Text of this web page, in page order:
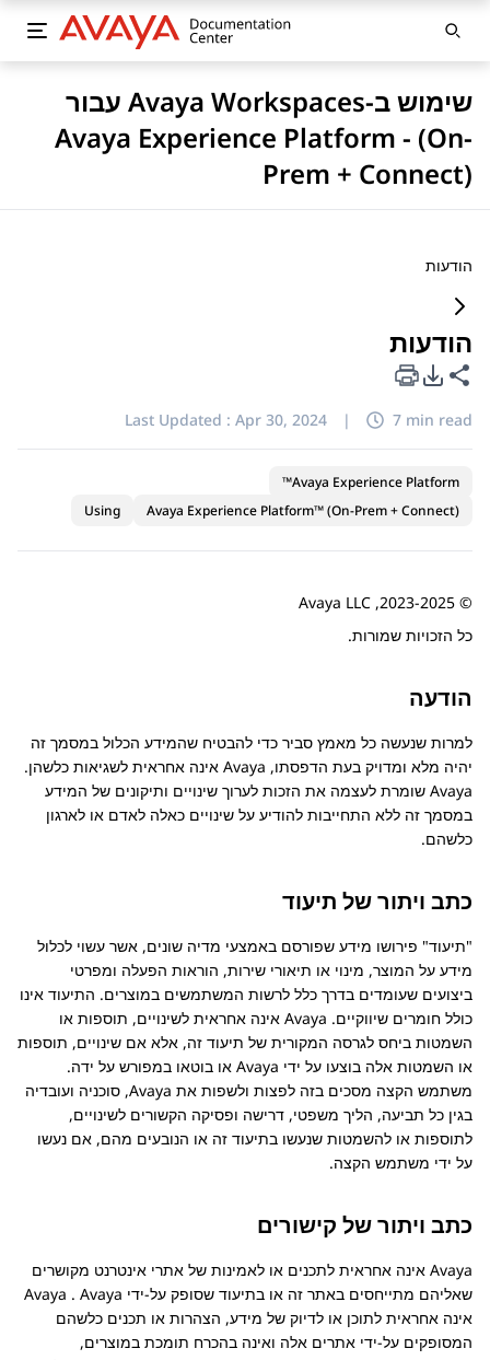
שימוש ב-Avaya Workspaces עבור
Avaya Experience Platform - (On-
Prem + Connect)
הודעות
הודעות
Share this page
PDF Export Options
Last Updated : Apr 30, 2024 | 7 min read
Avaya Experience Platform™
Avaya Experience Platform™ (On-Prem + Connect)
Using
© 2023-2025, Avaya LLC
כל הזכויות שמורות.
הודעה
למרות שנעשה כל מאמץ סביר כדי להבטיח שהמידע הכלול במסמך זה
יהיה מלא ומדויק בעת הדפסתו, Avaya אינה אחראית לשגיאות כלשהן.
Avaya שומרת לעצמה את הזכות לערוך שינויים ותיקונים של המידע
במסמך זה ללא התחייבות להודיע על שינויים כאלה לאדם או לארגון
כלשהם.
כתב ויתור של תיעוד
תיעוד פירושו מידע שפורסם באמצעי מדיה שונים, אשר עשוי לכלול
מידע על המוצר, מינוי או תיאורי שירות, הוראות הפעלה ומפרטי
ביצועים שעומדים בדרך כלל לרשות המשתמשים במוצרים. התיעוד אינו
כולל חומרים שיווקיים. Avaya אינה אחראית לשינויים, תוספות או
השמטות ביחס לגרסה המקורית של תיעוד זה, אלא אם שינויים, תוספות
או השמטות אלה בוצעו על ידי Avaya או בוטאו במפורש על ידה.
משתמש הקצה מסכים בזה לפצות ולשפות את Avaya, סוכניה ועובדיה
בגין כל תביעה, הליך משפטי, דרישה ופסיקה הקשורים לשינויים,
לתוספות או להשמטות שנעשו בתיעוד זה או הנובעים מהם, אם נעשו
על ידי משתמש הקצה.
כתב ויתור של קישורים
Avaya אינה אחראית לתכנים או לאמינות של אתרי אינטרנט מקושרים
שאליהם מתייחסים באתר זה או בתיעוד שסופק על-ידי
Avaya . Avaya
אינה אחראית לתוכן או לדיוק של מידע, הצהרות או תכנים כלשהם
המסופקים על-ידי אתרים אלה ואינה בהכרח תומכת במוצרים,